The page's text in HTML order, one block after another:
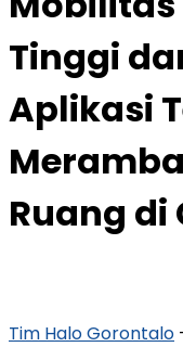
Tinggi
Aplikasi
Ruang di
Tim Halo Gorontalo